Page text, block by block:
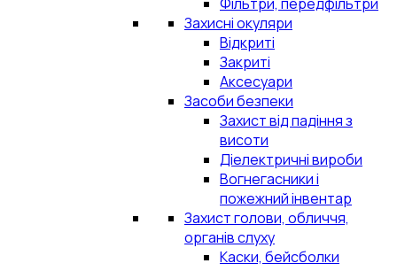
Захисні окуляри
Відкриті
Закриті
Аксесуари
Засоби безпеки
Захист від падіння з
висоти
Діелектричні вироби
Вогнегасники і
пожежний інвентар
Захист голови, обличчя,
органів слуху
Каски, бейсболки